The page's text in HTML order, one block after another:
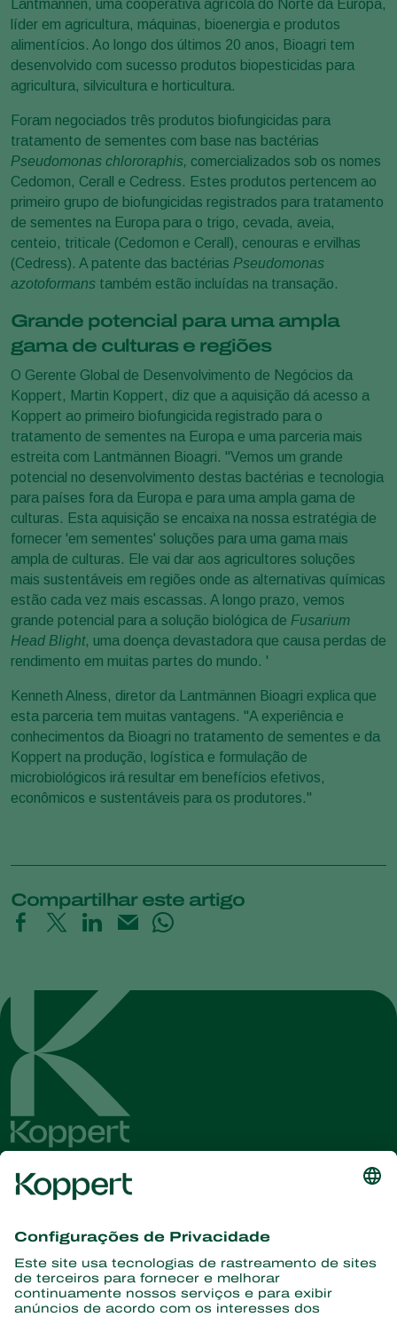
Lantmännen, uma cooperativa agrícola do Norte da Europa,
líder em agricultura, máquinas, bioenergia e produtos
alimentícios. Ao longo dos últimos 20 anos, Bioagri tem
desenvolvido com sucesso produtos biopesticidas para
agricultura, silvicultura e horticultura.
Foram negociados três produtos biofungicidas para
tratamento de sementes com base nas bactérias
Pseudomonas chlororaphis, comercializados sob os nomes
Cedomon, Cerall e Cedress. Estes produtos pertencem ao
primeiro grupo de biofungicidas registrados para tratamento
de sementes na Europa para o trigo, cevada, aveia,
centeio, triticale (Cedomon e Cerall), cenouras e ervilhas
(Cedress). A patente das bactérias Pseudomonas
azotoformans também estão incluídas na transação.
Grande potencial para uma ampla
gama de culturas e regiões
O Gerente Global de Desenvolvimento de Negócios da
Koppert, Martin Koppert, diz que a aquisição dá acesso a
Koppert ao primeiro biofungicida registrado para o
tratamento de sementes na Europa e uma parceria mais
estreita com Lantmännen Bioagri. "Vemos um grande
potencial no desenvolvimento destas bactérias e tecnologia
para países fora da Europa e para uma ampla gama de
culturas. Esta aquisição se encaixa na nossa estratégia de
fornecer 'em sementes' soluções para uma gama mais
ampla de culturas. Ele vai dar aos agricultores soluções
mais sustentáveis ​​em regiões onde as alternativas químicas
estão cada vez mais escassas. A longo prazo, vemos
grande potencial para a solução biológica de Fusarium
Head Blight, uma doença devastadora que causa perdas de
rendimento em muitas partes do mundo. '
Kenneth Alness, diretor da Lantmännen Bioagri explica que
esta parceria tem muitas vantagens. "A experiência e
conhecimentos da Bioagri no tratamento de sementes e da
Koppert na produção, logística e formulação de
microbiológicos irá resultar em benefícios efetivos,
econômicos e sustentáveis ​​para os produtores."
Compartilhar este artigo
informações
Assine aqui